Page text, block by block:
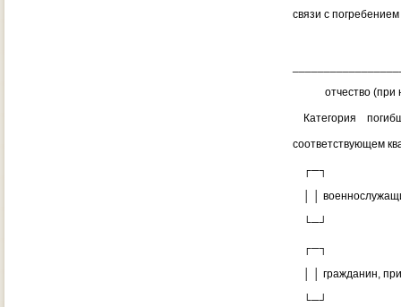
связи с
отчество (при
Категория
соответствующем
┌─┐
│ │
└─┘
┌─┐
│ │ гражданин,
└─┘